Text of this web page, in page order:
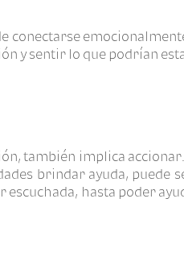
conectarse
y sentir lo que podrían
también implica
brindar ayuda, puede
escuchada, hasta poder